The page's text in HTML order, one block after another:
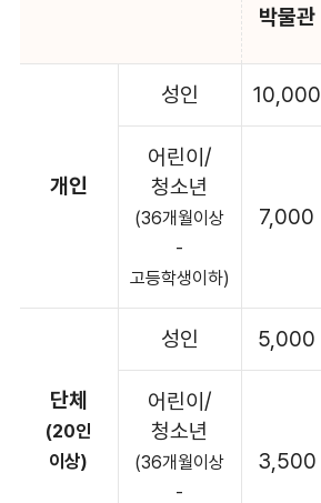
박물관
개인
성인 10,000
어린이/
청소년
(36개월이상
-
고등학생이하)
7,000
단체
(20인
이상)
성인 5,000
어린이/
청소년
(36개월이상
-
3,500